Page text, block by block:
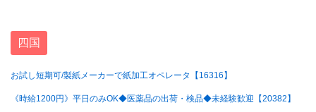
四国
お試し短期可/製紙メーカーで紙加工オペレータ【16316】
《時給1200円》平日のみOK◆医薬品の出荷・検品◆未経験歓迎【20382】